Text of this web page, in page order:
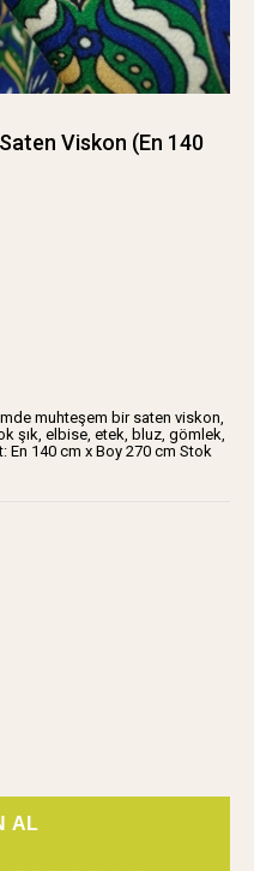
Viskon (En 140
muhteşem bir saten viskon,
şık, elbise, etek, bluz, gömlek,
En 140 cm x Boy 270 cm Stok